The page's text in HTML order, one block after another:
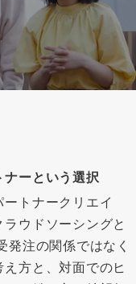
ナーという選択
トナークリエイ
ウドソーシングと
発注の関係ではなく
方と、対面でのヒ